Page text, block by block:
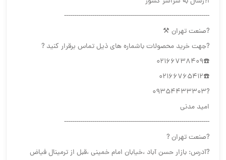
------------------------------------------------------------------------
?صنعت تهران ⚒
?جهت خرید محصولات باشماره های ذیل تماس برقرار کنید ?
☎️02166738409
☎️02166765412
?09354433303
امید مدنی
------------------------------------------------------------------------
?صنعت تهران ?
?آدرس: بازار حسن آباد ،خیابان امام خمینی ،قبل از ترمینال فیاض